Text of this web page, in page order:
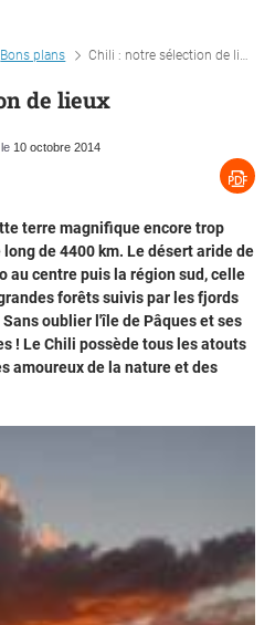
Bons plans Chili : notre sélection de lieux incontournables
de lieux
10 octobre 2014
terre magnifique encore trop
de 4400 km. Le désert aride de
au centre puis la région sud, celle
forêts suivis par les fjords
oublier l'île de Pâques et ses
! Le Chili possède tous les atouts
amoureux de la nature et des